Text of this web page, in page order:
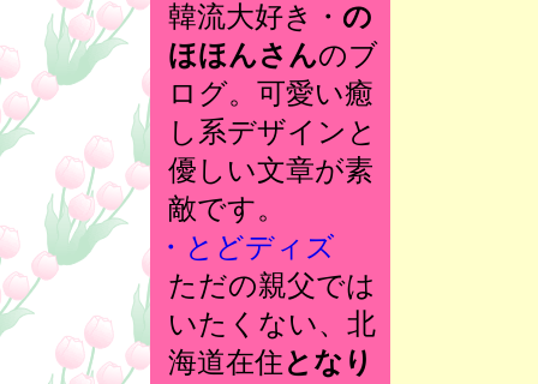
韓流大好き・ の
ほほんさんのブ
ログ。可愛い癒
し系デザインと
優しい文章が素
敵です。
・とどディズ
ただの親父では
いたくない、北
海道在住となり